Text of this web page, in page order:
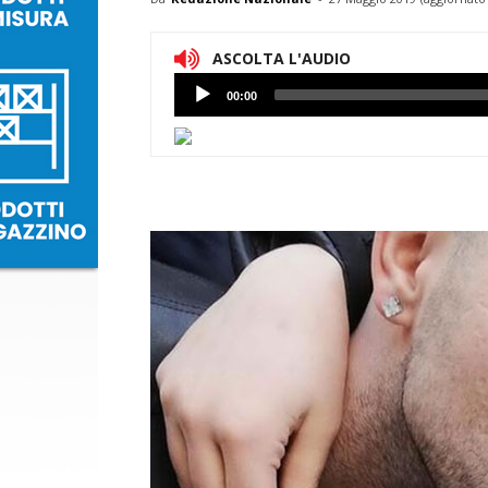
ASCOLTA L'AUDIO
Lettore
Audio
00:00